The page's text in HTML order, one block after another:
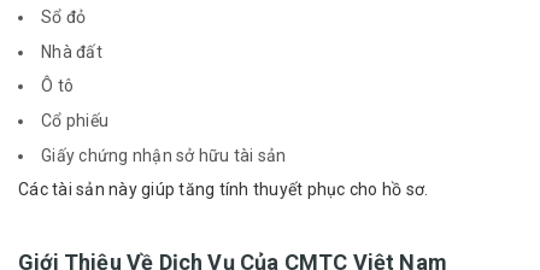
Sổ đỏ
Nhà đất
Ô tô
Cổ phiếu
Giấy chứng nhận sở hữu tài sản
Các tài sản này giúp tăng tính thuyết phục cho hồ sơ.
Giới Thiệu Về Dịch Vụ Của CMTC Việt Nam